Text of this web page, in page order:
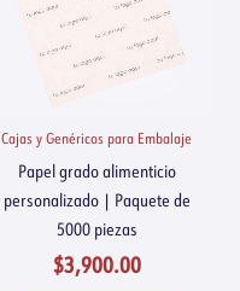
Cajas y Genéricos para Embalaje
Papel grado alimenticio
personalizado | Paquete de
5000 piezas
$3,900.00